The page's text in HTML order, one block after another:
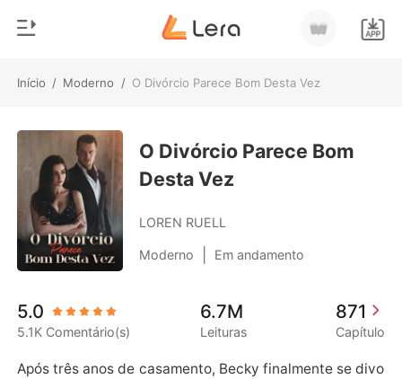
Início / Moderno / O Divórcio Parece Bom Desta Vez
Loja
Histórico
Sair
Baixar App
Moderno
Lobisomem
Contos
Bilionários
O Divórcio Parece Bom
Desta Vez
LOREN RUELL
Moderno Em andamento
5.0
5.1K Comentário(s)
6.7M
Leituras
871
Capítulo
Após três anos de casamento, Becky finalmente se divo